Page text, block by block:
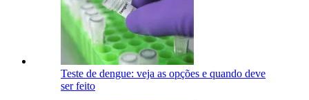
Teste de dengue: veja as opções e quando deve
ser feito